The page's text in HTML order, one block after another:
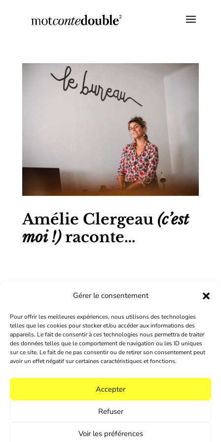
Gérer le consentement
Pour offrir les meilleures expériences, nous utilisons des technologies
telles que les cookies pour stocker et/ou accéder aux informations des
appareils. Le fait de consentir à ces technologies nous permettra de traiter
des données telles que le comportement de navigation ou les ID uniques
sur ce site. Le fait de ne pas consentir ou de retirer son consentement peut
avoir un effet négatif sur certaines caractéristiques et fonctions.
Accepter
Refuser
Voir les préférences
Amélie Clergeau (c’est
moi !)raconte…
un parcours
un idéal
un auteur
un vin